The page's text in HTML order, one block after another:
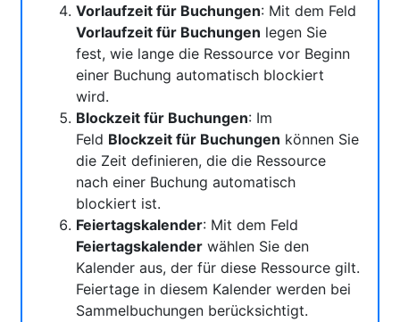
Vorlaufzeit für Buchungen: Mit dem Feld
Vorlaufzeit für Buchungen legen Sie
fest, wie lange die Ressource vor Beginn
einer Buchung automatisch blockiert
wird.
Blockzeit für Buchungen: Im
Feld Blockzeit für Buchungen können Sie
die Zeit definieren, die die Ressource
nach einer Buchung automatisch
blockiert ist.
Feiertagskalender: Mit dem Feld
Feiertagskalender wählen Sie den
Kalender aus, der für diese Ressource gilt.
Feiertage in diesem Kalender werden bei
Sammelbuchungen berücksichtigt.